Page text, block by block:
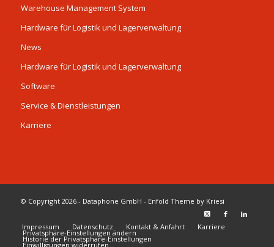
Warehouse Management System
Hardware für Logistik und Lagerverwaltung
News
Hardware für Logistik und Lagerverwaltung
Software
Service & Dienstleistungen
Karriere
© Copyright 2026 - Dataphone GmbH - Enfold Theme by Kriesi
Impressum Datenschutz Kontakt & Anfahrt Karriere
Privatsphäre-Einstellungen ändern
Historie der Privatsphäre-Einstellungen
Einwilligungen widerrufen